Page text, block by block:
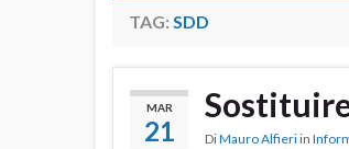
TAG: SDD
MAR
21 DiMauro Alfieri in